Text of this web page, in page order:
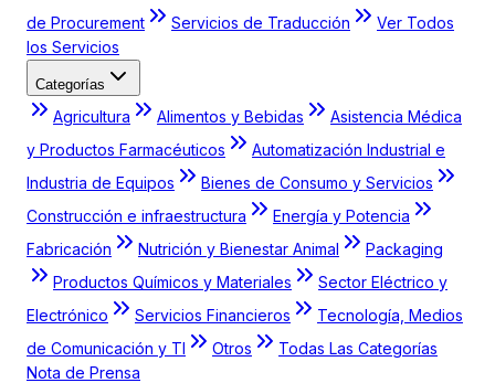
de Procurement
Servicios de Traducción
Ver Todos
los Servicios
Categorías
Agricultura Alimentos y Bebidas
Asistencia Médica
y Productos Farmacéuticos
Automatización Industrial e
Industria de Equipos
Bienes de Consumo y Servicios
Construcción e infraestructura
Energía y Potencia
Fabricación
Nutrición y Bienestar Animal
Packaging
Productos Químicos y Materiales
Sector Eléctrico y
Electrónico
Servicios Financieros
Tecnología, Medios
de Comunicación y TI
Otros
Todas Las Categorías
Nota de Prensa